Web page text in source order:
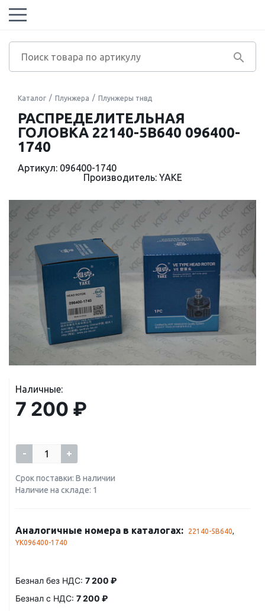
Каталог Плунжера Плунжеры тнвд
РАСПРЕДЕЛИТЕЛЬНАЯ
ГОЛОВКА 22140-5B640 096400-
1740
Артикул: 096400-1740
Производитель: YAKE
Наличные:
7 200 ₽
- +
Срок поставки: В наличии
Наличие на складе: 1
Аналогичные номера в каталогах: 22140-5B640,
YK096400-1740
Безнал без НДС: 7 200 ₽
Безнал с НДС: 7 200 ₽